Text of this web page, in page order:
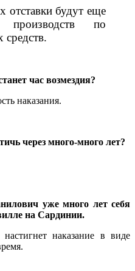
отставки будут еще
по
час возмездия?
наказания.
через много-много лет?
уже много лет себя
на Сардинии.
наказание в виде